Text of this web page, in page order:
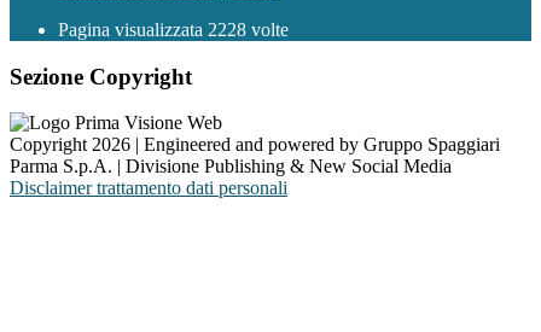
Pagina visualizzata 2228 volte
Sezione Copyright
Copyright 2026 | Engineered and powered by Gruppo Spaggiari
Parma S.p.A. | Divisione Publishing & New Social Media
Disclaimer trattamento dati personali